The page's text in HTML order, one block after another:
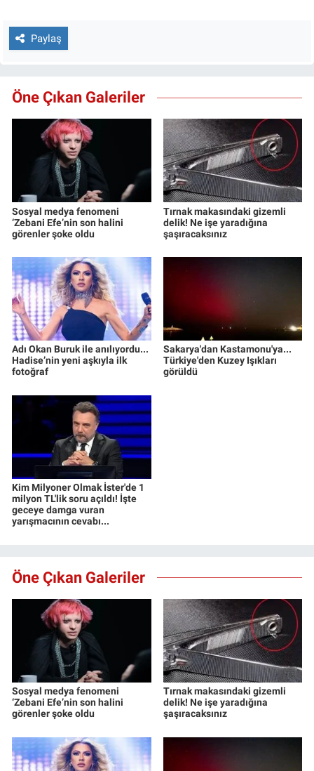
Paylaş
Öne Çıkan Galeriler
Sosyal medya fenomeni
‘Zebani Efe’nin son halini
görenler şoke oldu
Tırnak makasındaki gizemli
delik! Ne işe yaradığına
şaşıracaksınız
Adı Okan Buruk ile anılıyordu...
Hadise’nin yeni aşkıyla ilk
fotoğraf
Sakarya'dan Kastamonu'ya...
Türkiye'den Kuzey Işıkları
görüldü
Kim Milyoner Olmak İster'de 1
milyon TL'lik soru açıldı! İşte
geceye damga vuran
yarışmacının cevabı...
Öne Çıkan Galeriler
Sosyal medya fenomeni
‘Zebani Efe’nin son halini
görenler şoke oldu
Tırnak makasındaki gizemli
delik! Ne işe yaradığına
şaşıracaksınız